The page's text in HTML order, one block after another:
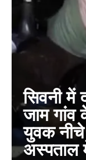
सिवनी में
जाम गांव
युवक नीचे
अस्पताल